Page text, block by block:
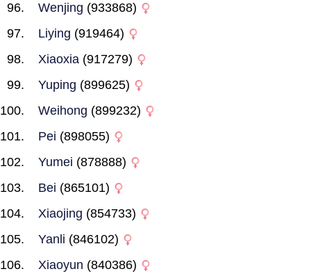
Wenjing (933868)
Liying (919464)
Xiaoxia (917279)
Yuping (899625)
Weihong (899232)
Pei (898055)
Yumei (878888)
Bei (865101)
Xiaojing (854733)
Yanli (846102)
Xiaoyun (840386)